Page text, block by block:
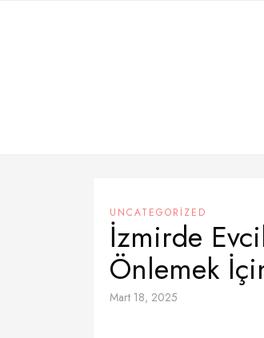
UNCATEGORIZED
İzmirde
Önlemek
Mart 18, 2025